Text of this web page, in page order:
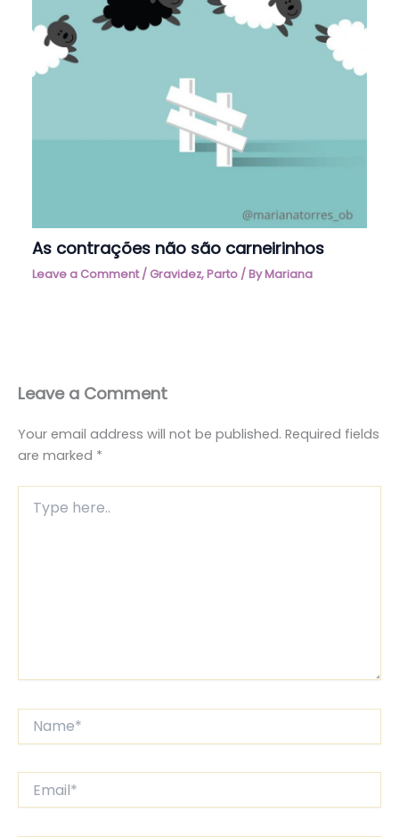
As contrações não são carneirinhos
Leave a Comment / Gravidez,Parto / ByMariana
Leave a Comment
Your email address will not be published. Required fields
are marked *
here..